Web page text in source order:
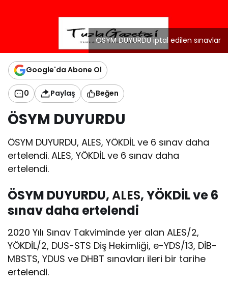
ÖSYM DUYURDU iptal edilen sınavlar
Google'da Abone Ol
0 Paylaş Beğen
ÖSYM DUYURDU
ÖSYM DUYURDU, ALES, YÖKDİL ve 6 sınav daha
ertelendi. ALES, YÖKDİL ve 6 sınav daha
ertelendi.
ÖSYM DUYURDU,ALES, YÖKDİL ve 6
sınav daha ertelendi
2020 Yılı Sınav Takviminde yer alan ALES/2,
YÖKDİL/2, DUS-STS Diş Hekimliği, e-YDS/13, DİB-
MBSTS, YDUS ve DHBT sınavları ileri bir tarihe
ertelendi.